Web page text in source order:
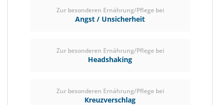
Zur besonderen Ernährung/Pflege bei
Angst / Unsicherheit
Zur besonderen Ernährung/Pflege bei
Headshaking
Zur besonderen Ernährung/Pflege bei
Kreuzverschlag